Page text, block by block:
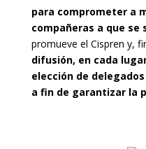
para comprometer a
compañeras a que se
promueve el Cispren y,
difusión, en cada
elección de
a fin de garantizar la